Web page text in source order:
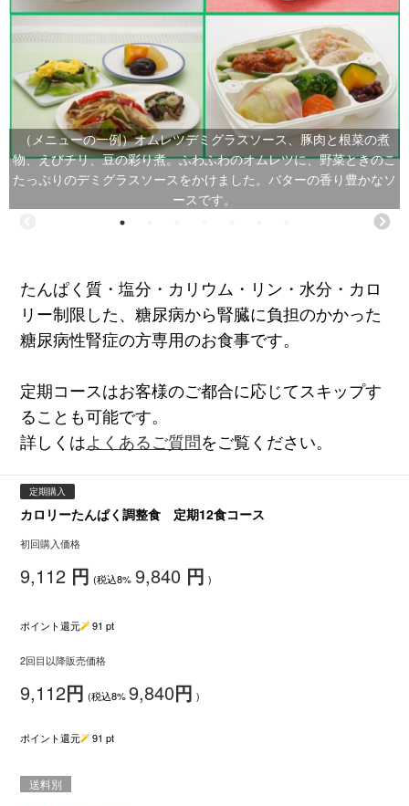
（メニューの一例）オムレツデミグラスソース、豚肉と根菜の煮
物、えびチリ、豆の彩り煮。ふわふわのオムレツに、野菜ときのこ
たっぷりのデミグラスソースをかけました。バターの香り豊かなソ
ースです。
たんぱく質・塩分・カリウム・リン・水分・カロ
リー制限した、糖尿病から腎臓に負担のかかった
糖尿病性腎症の方専用のお食事です。
定期コースはお客様のご都合に応じてスキップす
ることも可能です。
詳しくはよくあるご質問をご覧ください。
定期購入
カロリーたんぱく調整食 定期12食コース
初回購入価格
9,112 円 (税込8% 9,840 円 )
ポイント還元 91pt
2回目以降販売価格
9,112円 (税込8%9,840円 )
ポイント還元 91pt
送料別